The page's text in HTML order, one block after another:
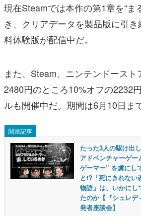
現在Steamでは本作の第1章を“ま
き、クリアデータを製品版に引
料体験版が配信中だ。
また、Steam、ニンテンドースト
2480円のところ10%オフの2232
ルも開催中だ。期間は6月10日ま
関連記事
たった3人の駆け出
アドベンチャーゲ
ゲーマー” を虜にし
と!?「死にきれない
物語」は、いかにし
たのか【『シュレデ
発者座談会】